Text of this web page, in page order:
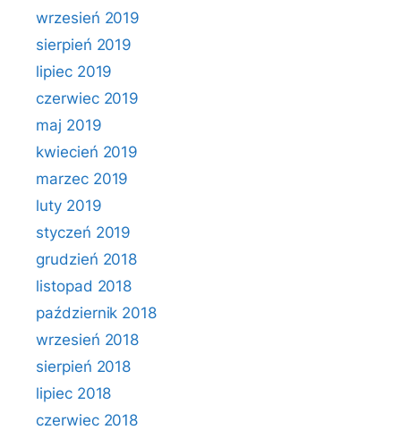
wrzesień 2019
sierpień 2019
lipiec 2019
czerwiec 2019
maj 2019
kwiecień 2019
marzec 2019
luty 2019
styczeń 2019
grudzień 2018
listopad 2018
październik 2018
wrzesień 2018
sierpień 2018
lipiec 2018
czerwiec 2018